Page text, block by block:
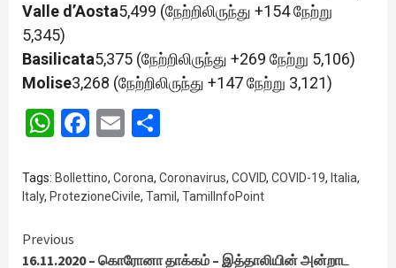
Valle d’Aosta5,499 (நேற்றிலிருந்து +154 நேற்று
5,345)
Basilicata5,375 (நேற்றிலிருந்து +269 நேற்று 5,106)
Molise3,268 (நேற்றிலிருந்து +147 நேற்று 3,121)
WhatsApp
Facebook
Email
Tags: Bollettino, Corona, Coronavirus, COVID, COVID-19, Italia,
Italy, ProtezioneCivile, Tamil , TamilInfoPoint
Continue
Previous
16.11.2020 – கொரோனா தாக்கம் – இத்தாலியின் அன்றாட